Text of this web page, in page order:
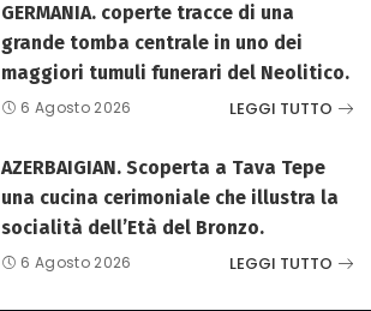
GERMANIA. coperte tracce di una
grande tomba centrale in uno dei
maggiori tumuli funerari del Neolitico.
6 Agosto 2026 LEGGI TUTTO
AZERBAIGIAN. Scoperta a Tava Tepe
una cucina cerimoniale che illustra la
socialità dell’Età del Bronzo.
6 Agosto 2026 LEGGI TUTTO